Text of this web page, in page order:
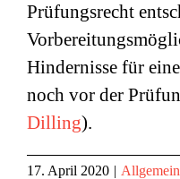
Prüfungsrecht
Hindernisse für
noch vor der
Dilling).
17. April 2020 | Allgemein